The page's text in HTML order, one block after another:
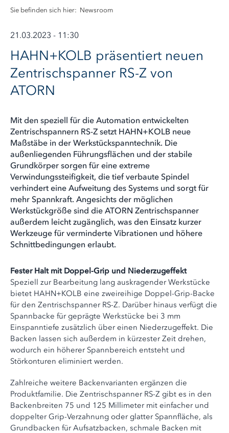
Sie befinden sich hier: Newsroom
21.03.2023 - 11:30
HAHN+KOLB präsentiert neuen
Zentrischspanner RS-Z von
ATORN
Mit den speziell für die Automation entwickelten
Zentrischspannern RS-Z setzt HAHN+KOLB neue
Maßstäbe in der Werkstückspanntechnik. Die
außenliegenden Führungsflächen und der stabile
Grundkörper sorgen für eine extreme
Verwindungssteifigkeit, die tief verbaute Spindel
verhindert eine Aufweitung des Systems und sorgt für
mehr Spannkraft. Angesichts der möglichen
Werkstückgröße sind die ATORN Zentrischspanner
außerdem leicht zugänglich, was den Einsatz kurzer
Werkzeuge für verminderte Vibrationen und höhere
Schnittbedingungen erlaubt.
Fester Halt mit Doppel-Grip und Niederzugeffekt
Speziell zur Bearbeitung lang auskragender Werkstücke
bietet HAHN+KOLB eine zweireihige Doppel-Grip-Backe
für den Zentrischspanner RS-Z. Darüber hinaus verfügt die
Spannbacke für geprägte Werkstücke bei 3 mm
Einspanntiefe zusätzlich über einen Niederzugeffekt. Die
Backen lassen sich außerdem in kürzester Zeit drehen,
wodurch ein höherer Spannbereich entsteht und
Störkonturen eliminiert werden.
Zahlreiche weitere Backenvarianten ergänzen die
Produktfamilie. Die Zentrischspanner RS-Z gibt es in den
Backenbreiten 75 und 125 Millimeter mit einfacher und
doppelter Grip-Verzahnung oder glatter Spannfläche, als
Grundbacken für Aufsatzbacken, schmale Backen mit